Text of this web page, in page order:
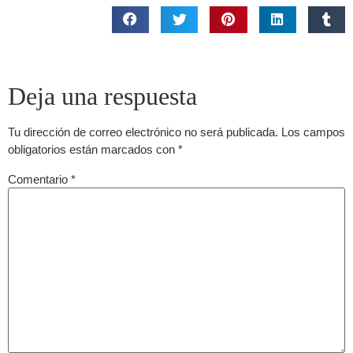
Deja una respuesta
Tu dirección de correo electrónico no será publicada. Los campos
obligatorios están marcados con *
Comentario *